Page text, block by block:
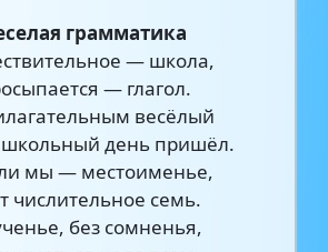
грамматика
— школа,
— глагол.
весёлый
день пришёл.
мы — местоименье,
числительное семь.
без сомненья,